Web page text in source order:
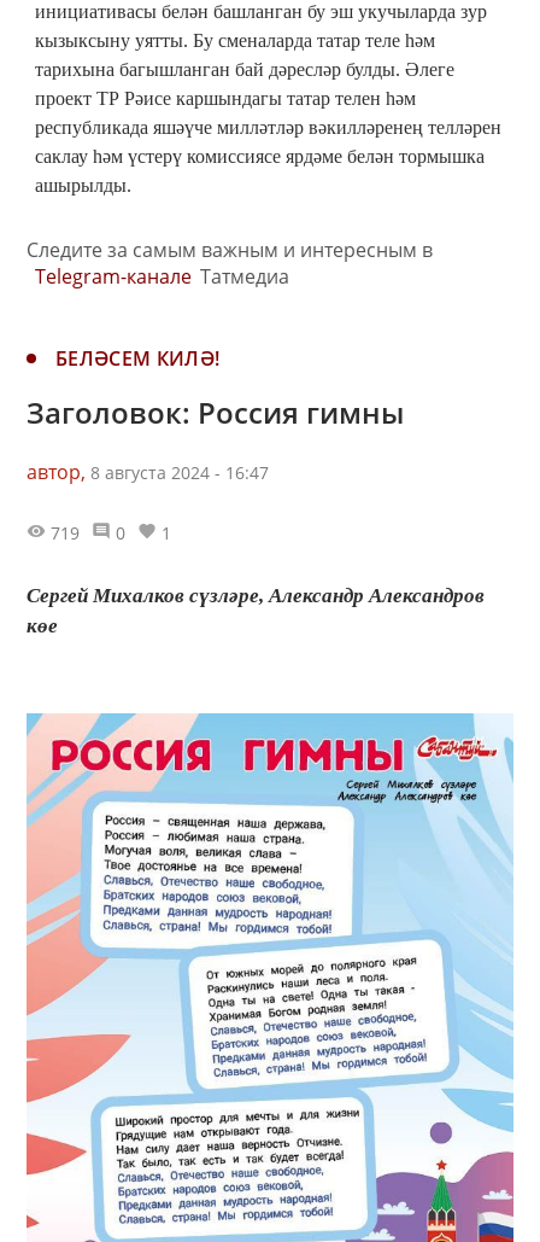
инициативасы белән башланган бу эш укучыларда зур
кызыксыну уятты. Бу сменаларда татар теле һәм
тарихына багышланган бай дәресләр булды. Әлеге
проект ТР Рәисе каршындагы татар телен һәм
республикада яшәүче милләтләр вәкилләренең телләрен
саклау һәм үстерү комиссиясе ярдәме белән тормышка
ашырылды.
Следите за самым важным и интересным в
Telegram-канале Татмедиа
БЕЛӘСЕМ КИЛӘ!
Заголовок: Россия гимны
автор, 8 августа 2024 - 16:47
719 0 1
Сергей Михалков сүзләре, Александр Александров
көе